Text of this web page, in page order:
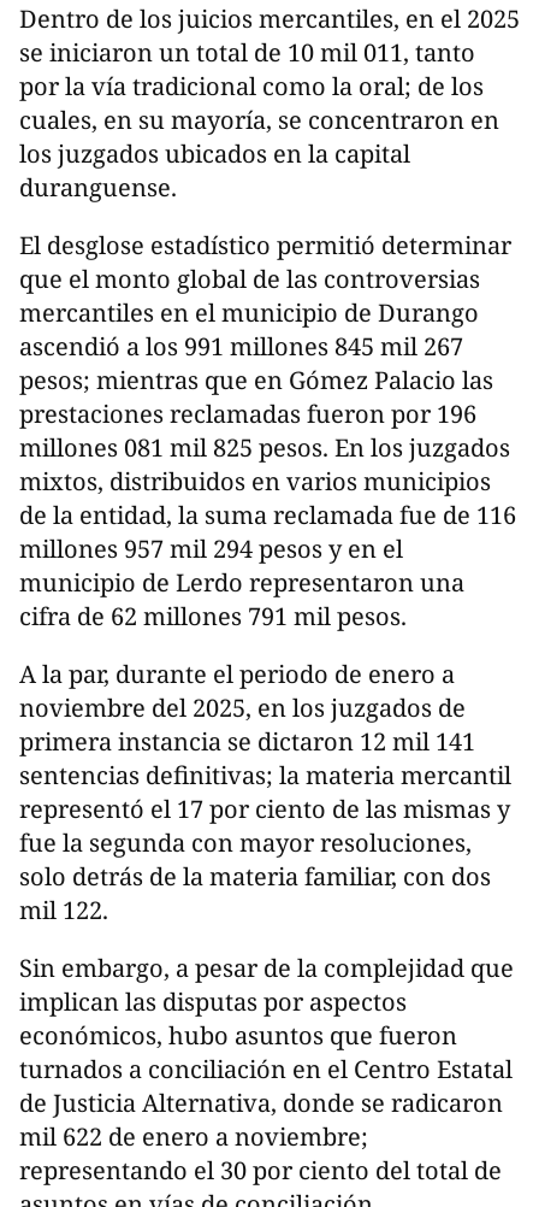
Dentro de los juicios mercantiles, en el 2025
se iniciaron un total de 10 mil 011, tanto
por la vía tradicional como la oral; de los
cuales, en su mayoría, se concentraron en
los juzgados ubicados en la capital
duranguense.
El desglose estadístico permitió determinar
que el monto global de las controversias
mercantiles en el municipio de Durango
ascendió a los 991 millones 845 mil 267
pesos; mientras que en Gómez Palacio las
prestaciones reclamadas fueron por 196
millones 081 mil 825 pesos. En los juzgados
mixtos, distribuidos en varios municipios
de la entidad, la suma reclamada fue de 116
millones 957 mil 294 pesos y en el
municipio de Lerdo representaron una
cifra de 62 millones 791 mil pesos.
A la par, durante el periodo de enero a
noviembre del 2025, en los juzgados de
primera instancia se dictaron 12 mil 141
sentencias definitivas; la materia mercantil
representó el 17 por ciento de las mismas y
fue la segunda con mayor resoluciones,
solo detrás de la materia familiar, con dos
mil 122.
Sin embargo, a pesar de la complejidad que
implican las disputas por aspectos
económicos, hubo asuntos que fueron
turnados a conciliación en el Centro Estatal
de Justicia Alternativa, donde se radicaron
mil 622 de enero a noviembre;
representando el 30 por ciento del total de